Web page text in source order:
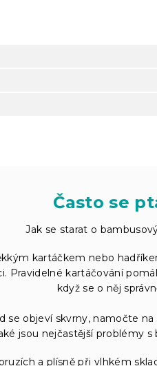
Často se
Jak se starat o
kartáčkem nebo
Pravidelné kartáčování
když se o něj
se objeví skvrny, namočte na
jsou nejčastější problémy
a plísně při vlhkém